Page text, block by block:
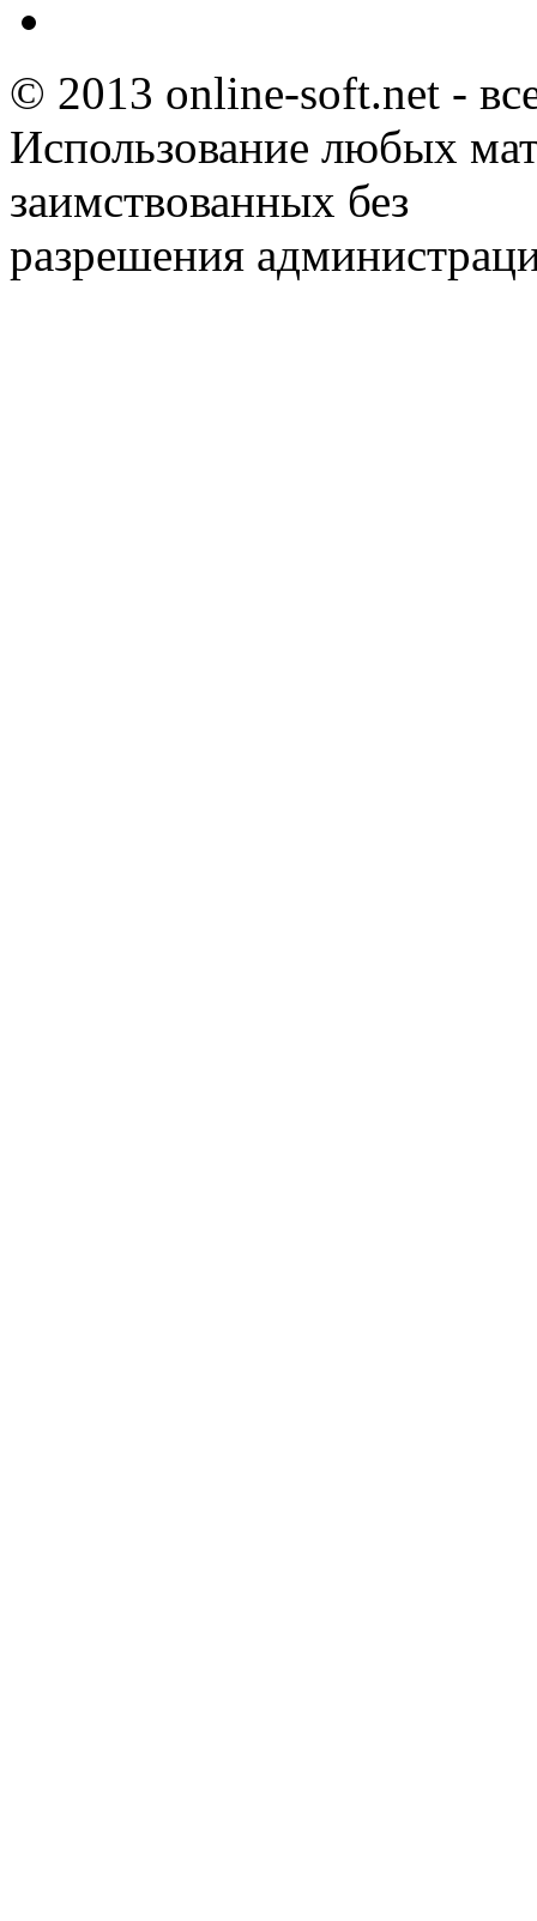
© 2013 online-soft.net -
Использование любых
заимствованных без
разрешения